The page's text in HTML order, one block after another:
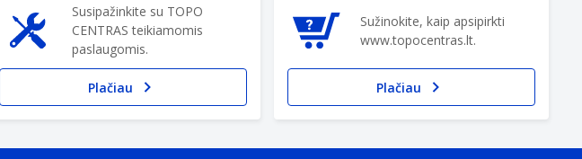
Susipažinkite su TOPO
CENTRAS teikiamomis
paslaugomis.
Plačiau
Sužinokite, kaip apsipirkti
www.topocentras.lt.
Plačiau